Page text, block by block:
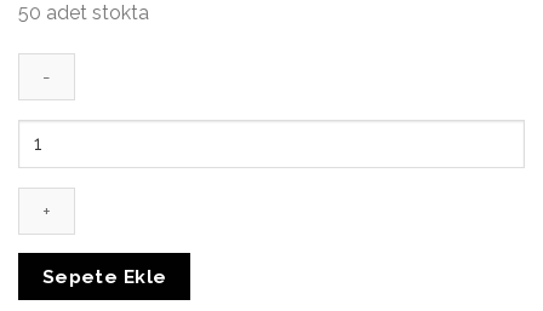
50 adet stokta
&
Sanat
Resim
Sulu
Sepete Ekle